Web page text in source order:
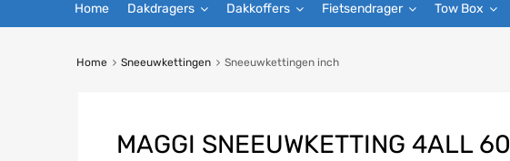
Home Dakdragers Dakkoffers Fietsendrager Tow Box
Home Sneeuwkettingen Sneeuwkettingen inch
MAGGI SNEEUWKETTING 4ALL 60